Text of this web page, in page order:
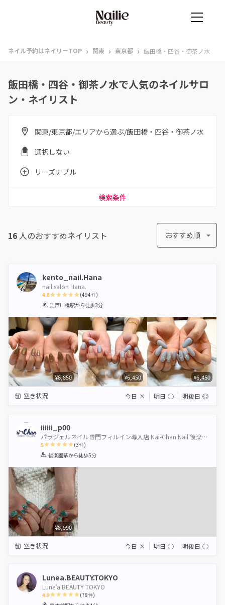
ネイル予約はネイリーTOP › 関東 › 東京都 › 飯田橋・四谷・御茶ノ水
飯田橋・四谷・御茶ノ水で人気のネイルサロ
ン・ネイリスト
関東/東京都/エリアから選ぶ/飯田橋・四谷・御茶ノ水
選択しない
リーズナブル
検索条件
16 人のおすすめネイリスト おすすめ順
kento_nail.Hana
nail salon Hana.
4.8
1 2 3 4 5
(494件)
江戸川橋駅から徒歩3分
¥6,850 ¥6,450 ¥6,450
空き状況 今日 × 明日 ◯ 明後日 ◎
iiiiii_p00
パラジェルネイル専門フィルイン導入店 Nai-Chan Nail 後楽園【水道橋店】
5
1 2 3 4 5
(3件)
後楽園駅から徒歩5分
¥8,990
空き状況 今日 × 明日 ◯ 明後日 ◯
Lunea.BEAUTY.TOKYO
Lune’a BEAUTY TOKYO
4.9 (78件)